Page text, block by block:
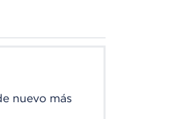
nuevo más